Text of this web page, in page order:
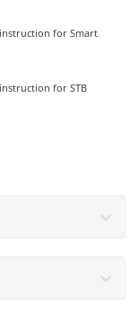
for Smart
for STB